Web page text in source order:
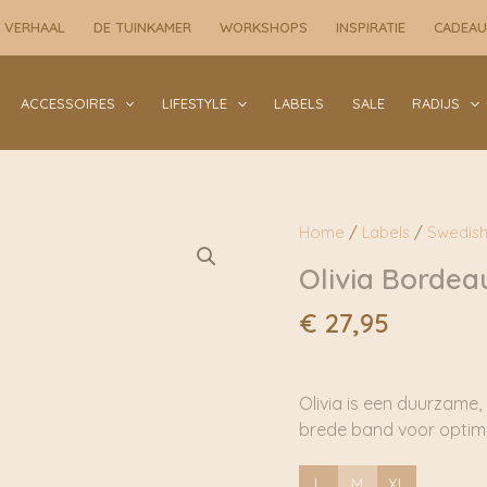
DE TUINKAMER WORKSHOPS INSPIRATIE
ACCESSOIRES LIFESTYLE LABELS SALE RADIJS
Home / Labels /
Olivia
€27,95
Olivia is een
brede band voor